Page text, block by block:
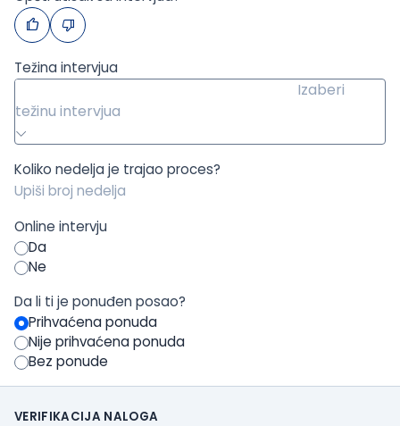
Težina intervjua
Izaberi
težinu intervjua
Koliko nedelja je trajao proces?
Online intervju
Da
Ne
Da li ti je ponuđen posao?
Prihvaćena ponuda
Nije prihvaćena ponuda
Bez ponude
VERIFIKACIJA NALOGA